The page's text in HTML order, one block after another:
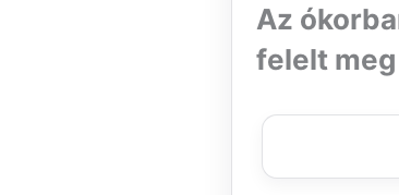
Az
felelt